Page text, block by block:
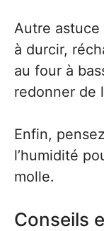
Autre
à durcir,
au four à
redonner de
Enfin,
l’humidité
molle.
Conseils